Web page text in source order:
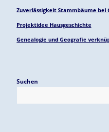
Zuverlässigkeit Stammbäume bei
Projektidee Hausgeschichte
Genealogie und Geografie
Suchen